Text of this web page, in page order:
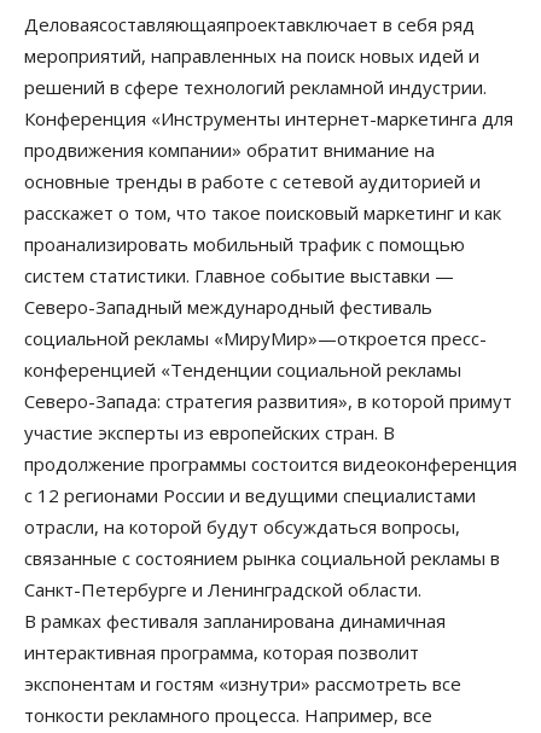
Деловаясоставляющаяпроектавключает в себя ряд
мероприятий, направленных на поиск новых идей и
решений в сфере технологий рекламной индустрии.
Конференция «Инструменты интернет-маркетинга для
продвижения компании» обратит внимание на
основные тренды в работе с сетевой аудиторией и
расскажет о том, что такое поисковый маркетинг и как
проанализировать мобильный трафик с помощью
систем статистики. Главное событие выставки —
Северо-Западный международный фестиваль
социальной рекламы «МируМир»—откроется пресс-
конференцией «Тенденции социальной рекламы
Северо-Запада: стратегия развития», в которой примут
участие эксперты из европейских стран. В
продолжение программы состоится видеоконференция
с 12 регионами России и ведущими специалистами
отрасли, на которой будут обсуждаться вопросы,
связанные с состоянием рынка социальной рекламы в
Санкт-Петербурге и Ленинградской области.
В рамках фестиваля запланирована динамичная
интерактивная программа, которая позволит
экспонентам и гостям «изнутри» рассмотреть все
тонкости рекламного процесса. Например, все